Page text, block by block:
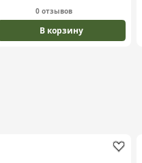
Бежевый0 отзывов
В корзину